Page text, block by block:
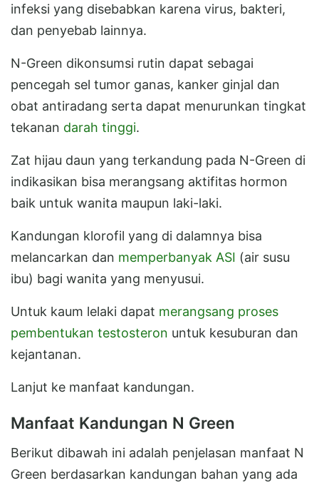
infeksi yang disebabkan karena virus, bakteri,
dan penyebab lainnya.
N-Green dikonsumsi rutin dapat sebagai
pencegah sel tumor ganas, kanker ginjal dan
obat antiradang serta dapat menurunkan tingkat
tekanan darah tinggi.
Zat hijau daun yang terkandung pada N-Green di
indikasikan bisa merangsang aktifitas hormon
baik untuk wanita maupun laki-laki.
Kandungan klorofil yang di dalamnya bisa
melancarkan dan memperbanyak ASI (air susu
ibu) bagi wanita yang menyusui.
Untuk kaum lelaki dapat merangsang proses
pembentukan testosteron untuk kesuburan dan
kejantanan.
Lanjut ke manfaat kandungan.
Manfaat Kandungan N Green
Berikut dibawah ini adalah penjelasan manfaat N
Green berdasarkan kandungan bahan yang ada